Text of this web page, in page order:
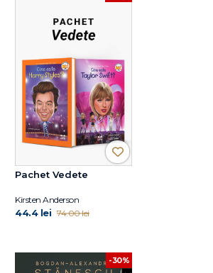
Pachet Vedete
Kirsten Anderson
44.4 lei 74.00 lei
-30%